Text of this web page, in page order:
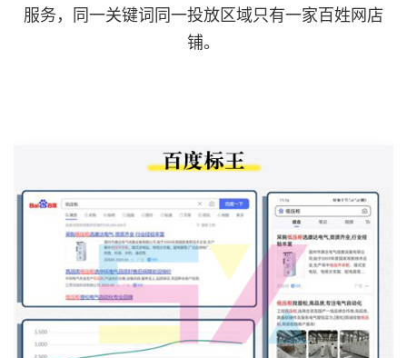
服务，同一关键词同一投放区域只有一家百姓网店
铺。